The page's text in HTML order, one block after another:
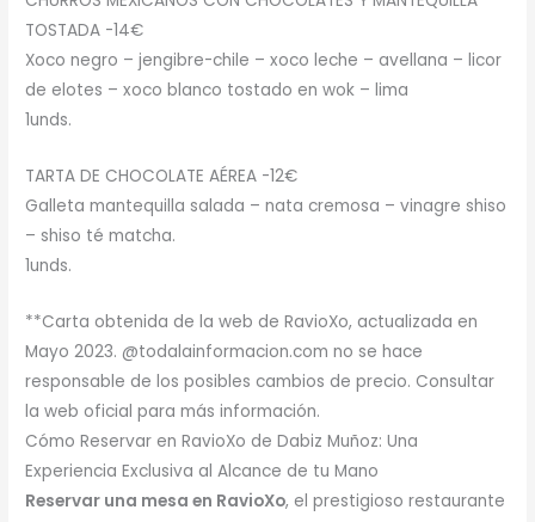
TOSTADA -14€
Xoco negro – jengibre-chile – xoco leche – avellana – licor
de elotes – xoco blanco tostado en wok – lima
1unds.
TARTA DE CHOCOLATE AÉREA -12€
Galleta mantequilla salada – nata cremosa – vinagre shiso
– shiso té matcha.
1unds.
**Carta obtenida de la web de RavioXo, actualizada en
Mayo 2023. @todalainformacion.com no se hace
responsable de los posibles cambios de precio. Consultar
la web oficial para más información.
Cómo Reservar en RavioXo de Dabiz Muñoz: Una
Experiencia Exclusiva al Alcance de tu Mano
Reservar una mesa en RavioXo, el prestigioso restaurante